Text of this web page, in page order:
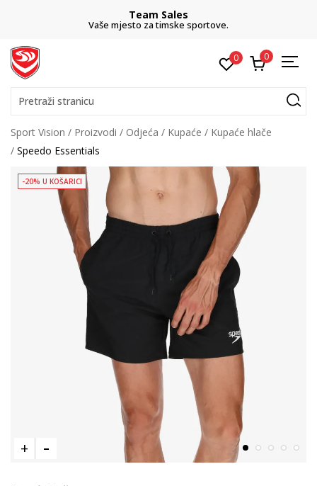
Team Sales
Vaše mjesto za timske sportove.
0 0
Pretraži stranicu
Sport Vision Proizvodi Odjeća Kupaće
Kupaće hlače
Speedo Essentials
-20% U KOŠARICI